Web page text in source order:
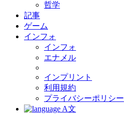
哲学
記事
ゲーム
インフォ
インフォ
エナメル
インプリント
利用規約
プライバシーポリシー
A文